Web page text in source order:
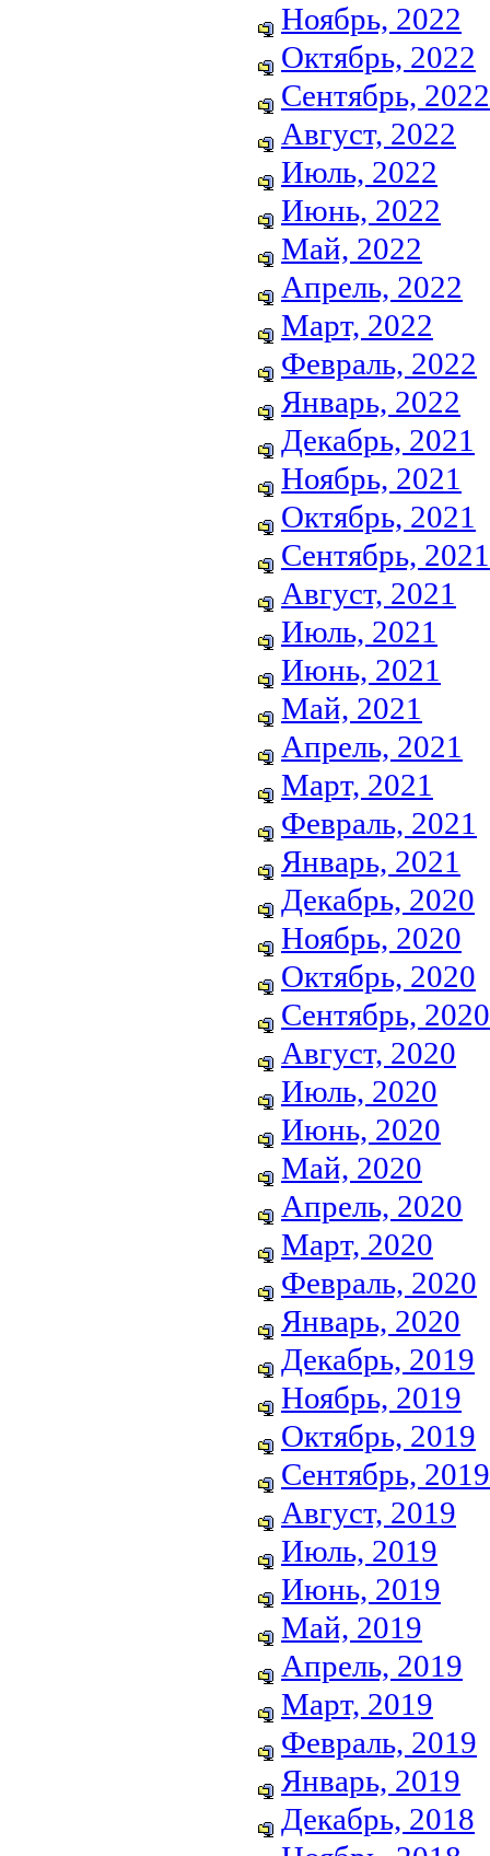
Ноябрь, 2022
Октябрь, 2022
Сентябрь, 2022
Август, 2022
Июль, 2022
Июнь, 2022
Май, 2022
Апрель, 2022
Март, 2022
Февраль, 2022
Январь, 2022
Декабрь, 2021
Ноябрь, 2021
Октябрь, 2021
Сентябрь, 2021
Август, 2021
Июль, 2021
Июнь, 2021
Май, 2021
Апрель, 2021
Март, 2021
Февраль, 2021
Январь, 2021
Декабрь, 2020
Ноябрь, 2020
Октябрь, 2020
Сентябрь, 2020
Август, 2020
Июль, 2020
Июнь, 2020
Май, 2020
Апрель, 2020
Март, 2020
Февраль, 2020
Январь, 2020
Декабрь, 2019
Ноябрь, 2019
Октябрь, 2019
Сентябрь, 2019
Август, 2019
Июль, 2019
Июнь, 2019
Май, 2019
Апрель, 2019
Март, 2019
Февраль, 2019
Январь, 2019
Декабрь, 2018